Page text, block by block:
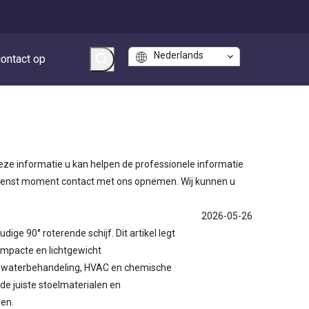
op Nederlands
informatie u kan helpen de professionele informatie
moment contact met ons opnemen. Wij kunnen u
90° roterende schijf. Dit artikel legt
en lichtgewicht
HVAC en chemische
juiste stoelmaterialen en
2026-05-26